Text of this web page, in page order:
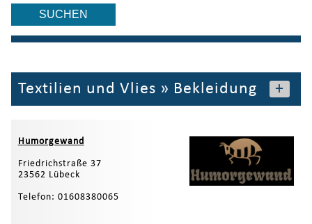
Textilien und Vlies » Bekleidung +
Humorgewand
Friedrichstraße 37
23562 Lübeck
Telefon: 01608380065